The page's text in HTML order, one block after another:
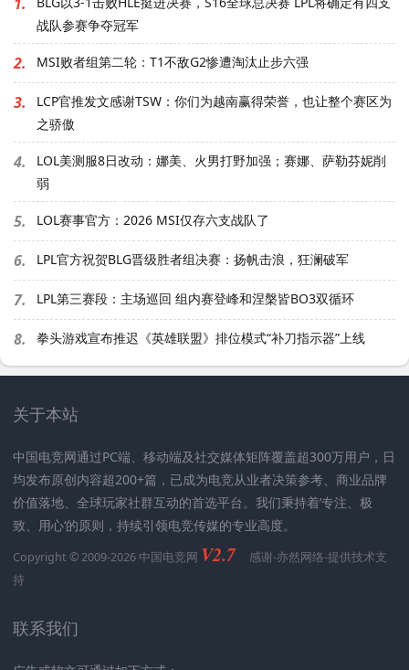
战队参赛争夺冠军
2. MSI败者组第二轮：T1不敌G2惨遭淘汰止步六强
3.
LCP官推发文感谢TSW：你们为越南赢得荣誉，也让整个赛区为
之骄傲
4.
LOL美测服8日改动：娜美、火男打野加强；赛娜、萨勒芬妮削
弱
5. LOL赛事官方：2026 MSI仅存六支战队了
6. LPL官方祝贺BLG晋级胜者组决赛：扬帆击浪，狂澜破军
7. LPL第三赛段：主场巡回 组内赛登峰和涅槃皆BO3双循环
8. 拳头游戏宣布推迟《英雄联盟》排位模式“补刀指示器”上线
关于本站
中国电竞网通过PC端、移动端及社交媒体矩阵覆盖超300万用户，日
均发布原创内容超200+篇，已成为电竞从业者决策参考、商业品牌
价值落地、全球玩家社群互动的首选平台。我们秉持着’专注、极
致、用心‘的原则，持续引领电竞传媒的专业高度。
Copyright © 2009-2026 中国电竞网 V2.7 感谢-亦然网络-提供技术支
持
联系我们